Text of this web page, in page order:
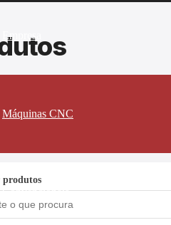
Empresa
Máquinas CNC
Convencionais
produtos